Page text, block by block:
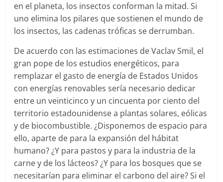
en el planeta, los insectos conforman la mitad. Si
uno elimina los pilares que sostienen el mundo de
los insectos, las cadenas tróficas se derrumban.
De acuerdo con las estimaciones de Vaclav Smil, el
gran pope de los estudios energéticos, para
remplazar el gasto de energía de Estados Unidos
con energías renovables sería necesario dedicar
entre un veinticinco y un cincuenta por ciento del
territorio estadounidense a plantas solares, eólicas
y de biocombustible. ¿Disponemos de espacio para
ello, aparte de para la expansión del hábitat
humano? ¿Y para pastos y para la industria de la
carne y de los lácteos? ¿Y para los bosques que se
necesitarían para eliminar el carbono del aire? Si el